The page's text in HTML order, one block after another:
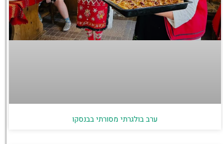
ערב בולגרתי מסורתי בבנסקו